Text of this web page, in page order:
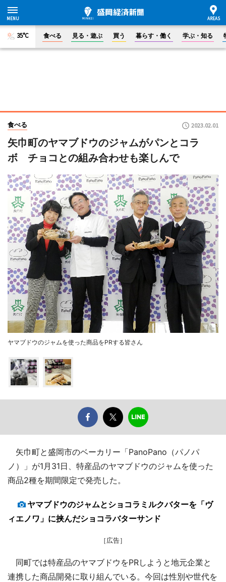
35°C 食べる 見る・遊ぶ 買う 暮らす・働く 学ぶ・知る
食べる 2023.02.01
矢巾町のヤマブドウのジャムがパンとコラ
ボ チョコとの組み合わせも楽しんで
ヤマブドウのジャムを使った商品をPRする皆さん
矢巾町と盛岡市のベーカリー「PanoPano（パノパ
ノ）」が1月31日、特産品のヤマブドウのジャムを使った
商品2種を期間限定で発売した。
ヤマブドウのジャムとショコラミルクバターを「ヴ
ィエノワ」に挟んだショコラバターサンド
［広告］
同町では特産品のヤマブドウをPRしようと地元企業と
連携した商品開発に取り組んでいる。今回は性別や世代を